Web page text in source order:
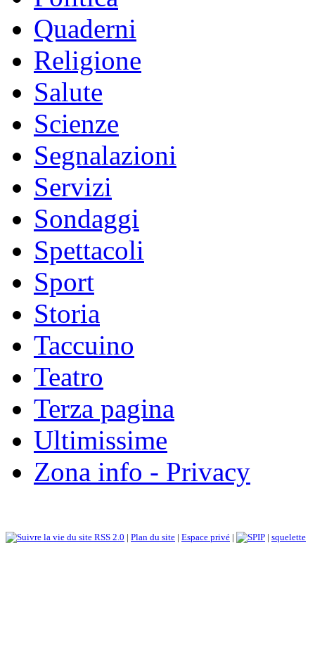
Quaderni
Religione
Salute
Scienze
Segnalazioni
Servizi
Sondaggi
Spettacoli
Sport
Storia
Taccuino
Teatro
Terza pagina
Ultimissime
Zona info - Privacy
RSS 2.0 | Plan du site | Espace privé | | squelette